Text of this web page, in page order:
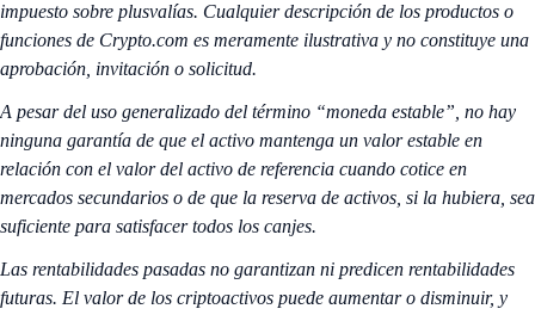
impuesto sobre plusvalías. Cualquier descripción de los productos o
funciones de Crypto.com es meramente ilustrativa y no constituye una
aprobación, invitación o solicitud.
A pesar del uso generalizado del término “moneda estable”, no hay
ninguna garantía de que el activo mantenga un valor estable en
relación con el valor del activo de referencia cuando cotice en
mercados secundarios o de que la reserva de activos, si la hubiera, sea
suficiente para satisfacer todos los canjes.
Las rentabilidades pasadas no garantizan ni predicen rentabilidades
futuras. El valor de los criptoactivos puede aumentar o disminuir, y